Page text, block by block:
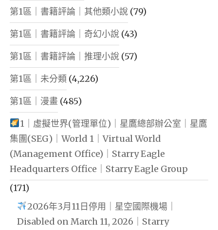
第1區｜書籍評論｜其他類小說 (79)
第1區｜書籍評論｜奇幻小說 (43)
第1區｜書籍評論｜推理小說 (57)
第1區｜未分類 (4,226)
第1區｜漫畫 (485)
1｜虛擬世界(管理單位)｜星鷹總部辦公室｜星鷹
集團(SEG)｜World 1｜Virtual World
(Management Office)｜Starry Eagle
Headquarters Office｜Starry Eagle Group
(171)
2026年3月11日停用｜星空國際機場｜
Disabled on March 11, 2026｜Starry